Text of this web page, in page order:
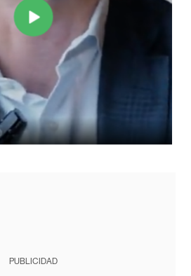
PUBLICIDAD